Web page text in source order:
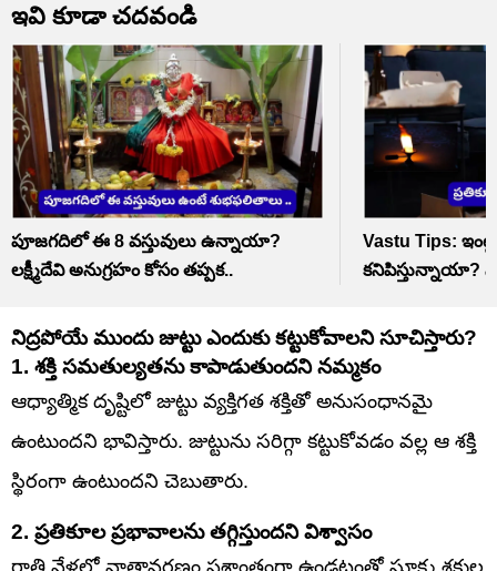
ఇవి కూడా చదవండి
పూజగదిలో ఈ 8 వస్తువులు ఉన్నాయా?
లక్ష్మీదేవి అనుగ్రహం కోసం తప్పక..
Vastu Tips:
కనిపిస్తున్నాయా?
నిద్రపోయే ముందు జుట్టు ఎందుకు కట్టుకోవాలని సూచిస్తారు?
1. శక్తి సమతుల్యతను కాపాడుతుందని నమ్మకం
ఆధ్యాత్మిక దృష్టిలో జుట్టు వ్యక్తిగత శక్తితో అనుసంధానమై
ఉంటుందని భావిస్తారు. జుట్టును సరిగ్గా కట్టుకోవడం వల్ల ఆ శక్తి
స్థిరంగా ఉంటుందని చెబుతారు.
2. ప్రతికూల ప్రభావాలను తగ్గిస్తుందని విశ్వాసం
రాత్రి వేళల్లో వాతావరణం ప్రశాంతంగా ఉండటంతో సూక్ష్మ శక్తుల